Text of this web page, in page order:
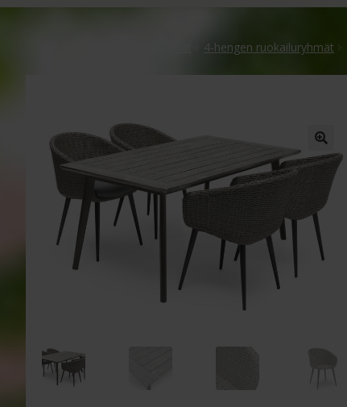
4-hengen ruokailuryhmät